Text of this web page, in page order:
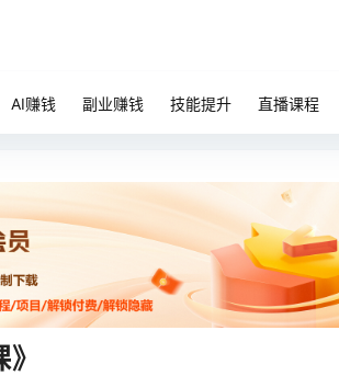
AI赚钱 副业赚钱 技能提升 直播课程